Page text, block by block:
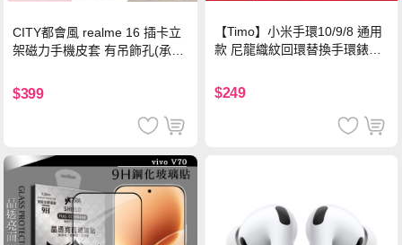
CITY都會風 realme 16 插卡立
架磁力手機皮套 有吊飾孔(承諾
$399
【Timo】小米手環10/9/8 通用
款 尼龍織紋回環替換手環錶帶-
$249